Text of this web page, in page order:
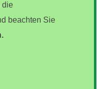
die
beachten Sie